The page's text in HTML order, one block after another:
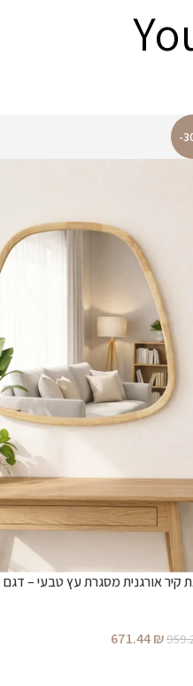
-
קיר אורגנית מסגרת עץ טבעי – דגם 9635
671.44₪